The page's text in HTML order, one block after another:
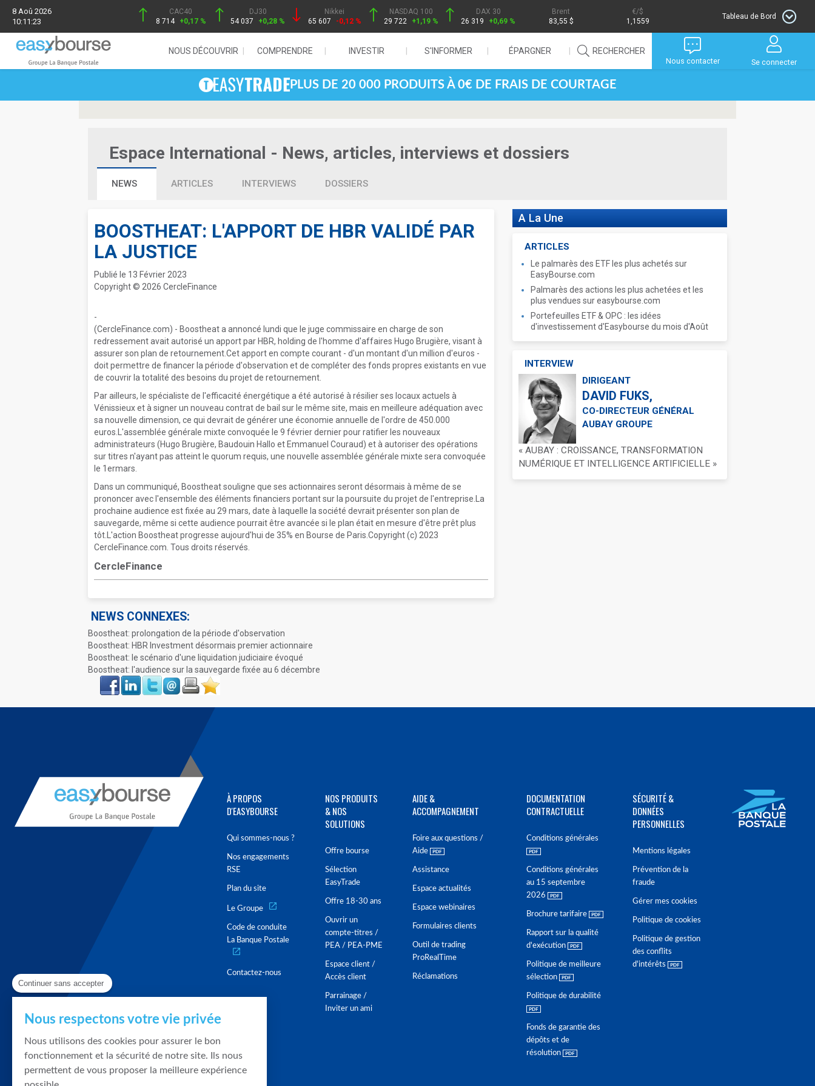
8 Aoû 2026
10:11:23
CAC40
8 714 +0,17 %
DJ30
54 037
+0,28 %
Nikkei
65 607
-0,12 %
NASDAQ 100
29 722
+1,19 %
DAX 30
26 319
+0,69 %
Brent
83,55 $
/$
1,1559
Tableau de Bord
NOUS DÉCOUVRIR COMPRENDRE INVESTIR S'INFORMER ÉPARGNER RECHERCHER
Nous contacter Se connecter
PLUS DE 20 000 PRODUITS À 0€ DE FRAIS DE COURTAGE
Espace International - News, articles, interviews et dossiers
NEWS ARTICLES INTERVIEWS DOSSIERS
BOOSTHEAT: L'APPORT DE HBR VALIDÉ PAR
LA JUSTICE
Publié le 13 Février 2023
Copyright © 2026 CercleFinance
-
(CercleFinance.com) - Boostheat a annoncé lundi que le juge commissaire en charge de son
redressement avait autorisé un apport par HBR, holding de l'homme d'affaires Hugo Brugière, visant à
assurer son plan de retournement.Cet apport en compte courant - d'un montant d'un million d'euros -
doit permettre de financer la période d'observation et de compléter des fonds propres existants en vue
de couvrir la totalité des besoins du projet de retournement.
Par ailleurs, le spécialiste de l'efficacité énergétique a été autorisé à résilier ses locaux actuels à
Vénissieux et à signer un nouveau contrat de bail sur le même site, mais en meilleure adéquation avec
sa nouvelle dimension, ce qui devrait de générer une économie annuelle de l'ordre de 450.000
euros.L'assemblée générale mixte convoquée le 9 février dernier pour ratifier les nouveaux
administrateurs (Hugo Brugière, Baudouin Hallo et Emmanuel Couraud) et à autoriser des opérations
sur titres n'ayant pas atteint le quorum requis, une nouvelle assemblée générale mixte sera convoquée
le 1ermars.
Dans un communiqué, Boostheat souligne que ses actionnaires seront désormais à même de se
prononcer avec l'ensemble des éléments financiers portant sur la poursuite du projet de l'entreprise.La
prochaine audience est fixée au 29 mars, date à laquelle la société devrait présenter son plan de
sauvegarde, même si cette audience pourrait être avancée si le plan était en mesure d'être prêt plus
tôt.L'action Boostheat progresse aujourd'hui de 35% en Bourse de Paris.Copyright (c) 2023
CercleFinance.com. Tous droits réservés.
CercleFinance
NEWS CONNEXES:
Boostheat: prolongation de la période d'observation
Boostheat: HBR Investment désormais premier actionnaire
Boostheat: le scénario d'une liquidation judiciaire évoqué
Boostheat: l'audience sur la sauvegarde fixée au 6 décembre
Face
book
LinkIn Twitter Envoyer ImprimerFavoris
A La Une
ARTICLES
Le palmarès des ETF les plus achetés sur
EasyBourse.com
Palmarès des actions les plus achetées et les
plus vendues sur easybourse.com
Portefeuilles ETF & OPC : les idées
d'investissement d'Easybourse du mois d'Août
INTERVIEW
DIRIGEANT
DAVID FUKS,
CO-DIRECTEUR GÉNÉRAL
AUBAY GROUPE
« AUBAY : CROISSANCE, TRANSFORMATION
NUMÉRIQUE ET INTELLIGENCE ARTIFICIELLE »
À PROPOS
D'EASYBOURSE
Qui sommes-nous ?
Nos engagements
RSE
Plan du site
Le Groupe
Code de conduite
La Banque Postale
Contactez-nous
NOS PRODUITS
& NOS
SOLUTIONS
Offre bourse
Sélection
EasyTrade
Offre 18-30 ans
Ouvrir un
compte-titres /
PEA / PEA-PME
Espace client /
Accès client
Parrainage /
Inviter un ami
AIDE &
ACCOMPAGNEMENT
Foire aux questions /
Aide
Assistance
Espace actualités
Espace webinaires
Formulaires clients
Outil de trading
ProRealTime
Réclamations
DOCUMENTATION
CONTRACTUELLE
Conditions générales
Conditions générales
au 15 septembre
2026
Brochure tarifaire
Rapport sur la qualité
d'exécution
Politique de meilleure
sélection
Politique de durabilité
Fonds de garantie des
dépôts et de
résolution
SÉCURITÉ &
DONNÉES
PERSONNELLES
Mentions légales
Prévention de la
fraude
Gérer mes cookies
Politique de cookies
Politique de gestion
des conflits
d'intérêts
Continuer sans accepter
Nous respectons votre vie privée
Nous utilisons des cookies pour assurer le bon
fonctionnement et la sécurité de notre site. Ils nous
permettent de vous proposer la meilleure expérience